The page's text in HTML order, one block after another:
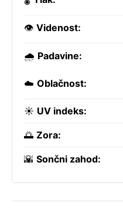
👁️ Videnost:
🌧️ Padavine:
☁️ Oblačnost:
☀️ UV indeks:
🌅 Zora:
🌇 Sončni zahod: